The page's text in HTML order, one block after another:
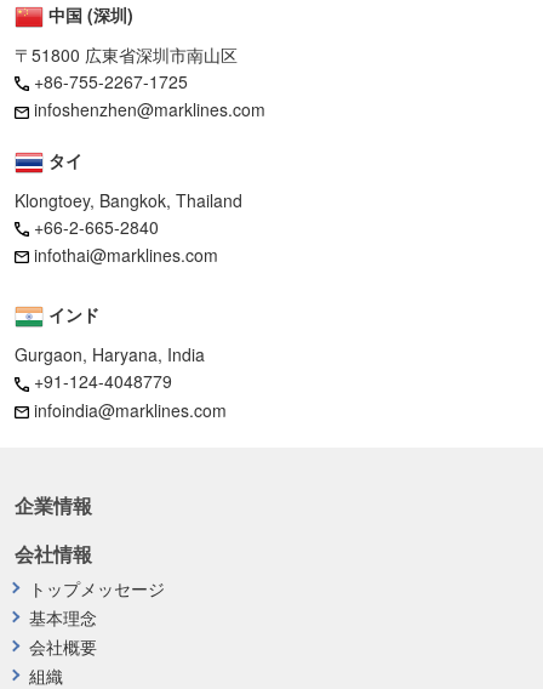
中国 (深圳)
〒51800 広東省深圳市南山区
+86-755-2267-1725
infoshenzhen@marklines.com
タイ
Klongtoey, Bangkok, Thailand
+66-2-665-2840
infothai@marklines.com
インド
Gurgaon, Haryana, India
+91-124-4048779
infoindia@marklines.com
企業情報
会社情報
トップメッセージ
基本理念
会社概要
組織